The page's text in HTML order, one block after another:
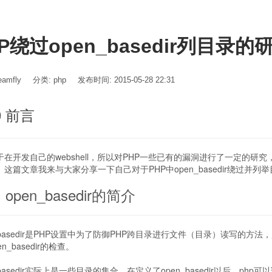
绕过open_basedir列目录的
分类: php 发布时间: 2015-05-28 22:31
前言
在开发自己的webshell，所以对PHP一些已有的漏洞进行了一定的研
这篇文章我来与大家分享一下自己对于PHP中open_basedir绕过并列
open_basedir的简介
是PHP设置中为了防御PHP跨目录进行文件（目录）读写的方法
的检查。